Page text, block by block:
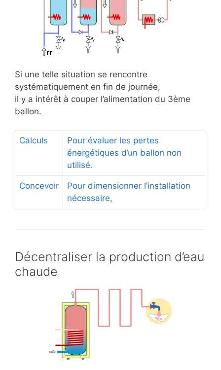
Si une telle situation se rencontre
systématiquement en fin de journée,
il y a intérêt à couper l’alimentation du 3ème
ballon.
Calculs
Pour évaluer les pertes
énergétiques d’un ballon non
utilisé.
Concevoir
Pour dimensionner l’installation
nécessaire,
Décentraliser la production d’eau
chaude